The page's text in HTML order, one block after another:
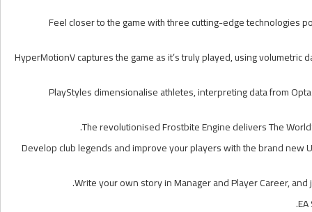
Feel closer to the game with three cutting-edge technologies
HyperMotionV captures the game as it’s truly played, using
PlayStyles dimensionalise athletes, interpreting data from
The revolutionised Frostbite Engine delivers The
Develop club legends and improve your players with the brand new
Write your own story in Manager and Player Career,